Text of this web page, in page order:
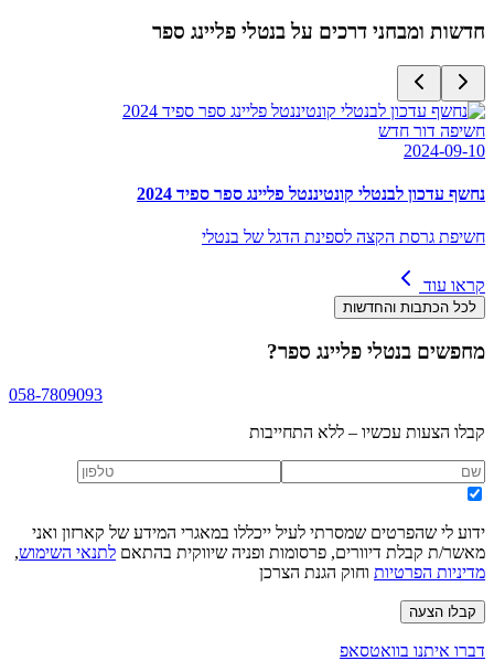
חדשות ומבחני דרכים על בנטלי פליינג ספר
חשיפה דור חדש
2024-09-10
נחשף עדכון לבנטלי קונטיננטל פליינג ספר ספיד 2024
חשיפת גרסת הקצה לספינת הדגל של בנטלי
קראו עוד
לכל הכתבות והחדשות
מחפשים בנטלי פליינג ספר?
058-7809093
קבלו הצעות עכשיו – ללא התחייבות
ידוע לי שהפרטים שמסרתי לעיל ייכללו במאגרי המידע של קארזון ואני
מאשר/ת קבלת דיוורים, פרסומות ופניה שיווקית בהתאם לתנאי השימוש,
מדיניות הפרטיות וחוק הגנת הצרכן
קבלו הצעה
דברו איתנו בוואטסאפ